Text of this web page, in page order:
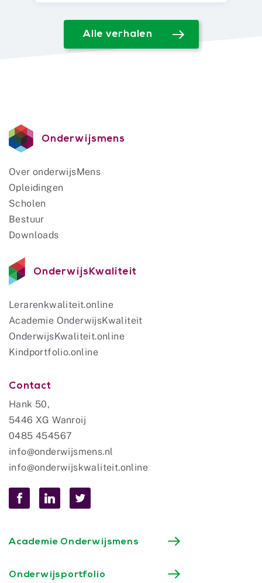
Alle verhalen
Onderwijsmens
Over onderwijsMens
Opleidingen
Scholen
Bestuur
Downloads
OnderwijsKwaliteit
Lerarenkwaliteit.online
Academie OnderwijsKwaliteit
OnderwijsKwaliteit.online
Kindportfolio.online
Contact
Hank 50,
5446 XG Wanroij
0485 454567
info@onderwijsmens.nl
info@onderwijskwaliteit.online
Academie Onderwijsmens
Onderwijsportfolio